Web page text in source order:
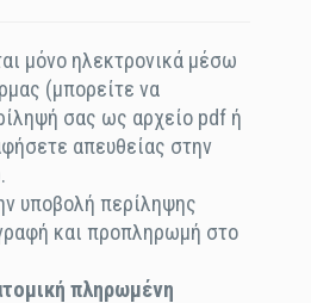
μόνο ηλεκτρονικά μέσω
(μπορείτε να
σας ως αρχείο pdf ή
απευθείας στην
υποβολή περίληψης
και προπληρωμή στο
πληρωμένη